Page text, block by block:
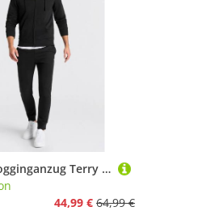
Champion Jogginganzug Terry Hooded Full Zip Sweatshirt (2-tlg), 2-teiliges Set, mit Kapuze, aus Baumwolle und Polyester
44,99 € 64,99 €